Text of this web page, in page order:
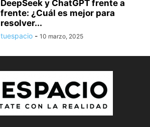
DeepSeek y ChatGPT frente a
frente: ¿Cuál es mejor para
resolver...
tuespacio - 10 marzo, 2025